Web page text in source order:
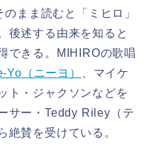
まま読むと「ミヒロ」
後述する由来を知ると
できる。MIHIROの歌唱
Yo（ニーヨ）
、マイケ
ト・ジャクソンなどを
サー・Teddy Riley（テ
絶賛を受けている。